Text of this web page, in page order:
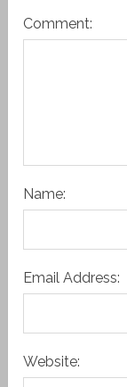
Comment:
Name:
Email Address:
Website: